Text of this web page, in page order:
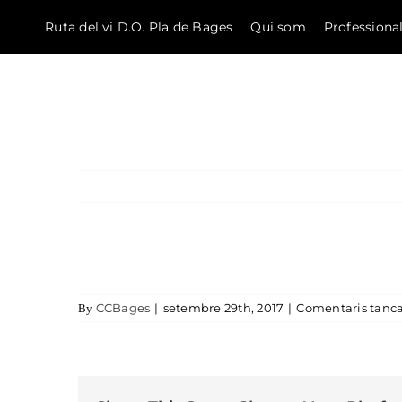
Ruta del vi D.O. Pla de Bages Qui som
By CCBages | setembre 29th, 2017 | Comentaris